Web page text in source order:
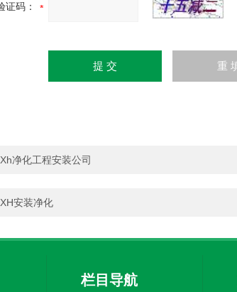
证码：
Xh净化工程安装公司
XH安装净化
栏目导航